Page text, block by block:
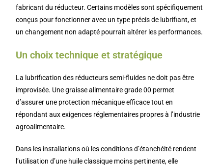
fabricant du réducteur. Certains modèles sont spécifiquement
conçus pour fonctionner avec un type précis de lubrifiant, et
un changement non adapté pourrait altérer les performances.
Un choix technique et stratégique
La lubrification des réducteurs semi-fluides ne doit pas être
improvisée. Une graisse alimentaire grade 00 permet
d’assurer une protection mécanique efficace tout en
répondant aux exigences réglementaires propres à l’industrie
agroalimentaire.
Dans les installations où les conditions d’étanchéité rendent
l’utilisation d’une huile classique moins pertinente, elle